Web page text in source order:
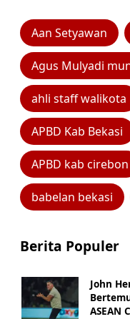
Aan Setyawan
Agus Mulyadi
ahli staff walikota
APBD Kab Bekasi
APBD kab cirebon
babelan bekasi
Berita Populer
John
ASEAN